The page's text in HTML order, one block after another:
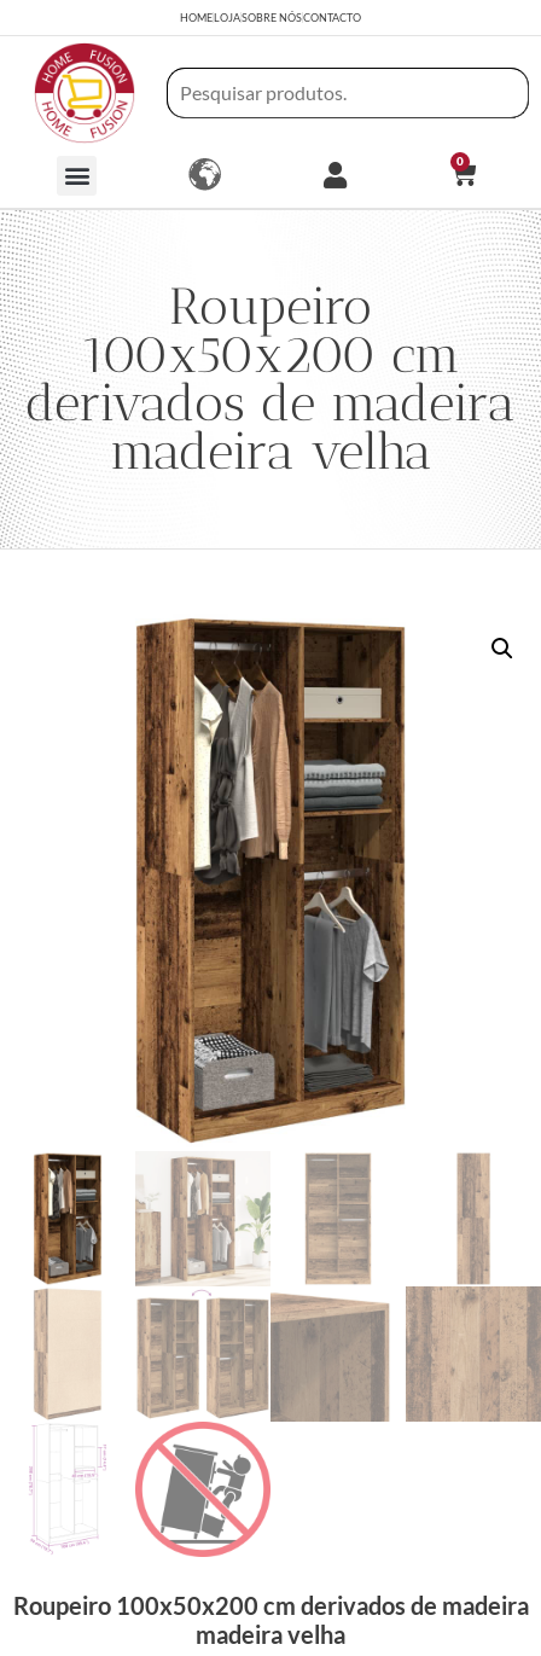
HOMELOJASOBRE NÓSCONTACTO
0
Roupeiro
100x50x200 cm
derivados de madeira
madeira velha
Roupeiro 100x50x200 cm derivados de madeira
madeira velha